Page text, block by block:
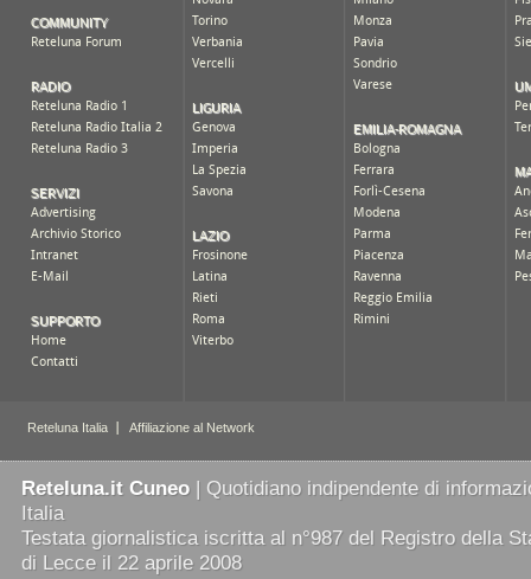
Reteluna.it Cuneo | Quotidiano indipendente di
Italia
Testata giornalistica iscritta al n°987 del Registro della
di Lecce il 22 aprile 2008